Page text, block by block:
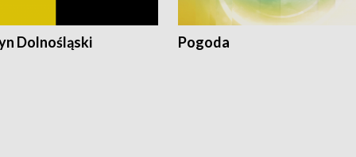
Dolnośląski Pogoda